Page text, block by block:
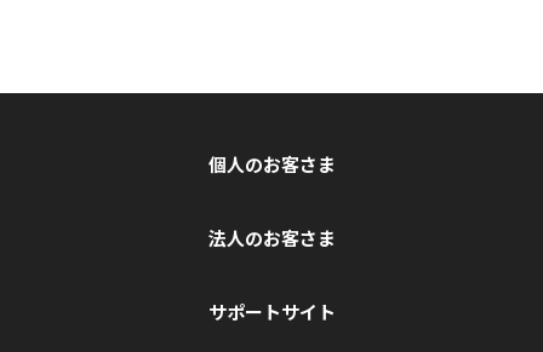
個人のお客さま
法人のお客さま
サポートサイト